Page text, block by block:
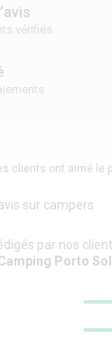
vérifiés
clients ont aimé le
sur campers
par nos
Porto